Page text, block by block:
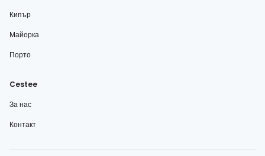
Кипър
Майорка
Порто
Cestee
За нас
Контакт